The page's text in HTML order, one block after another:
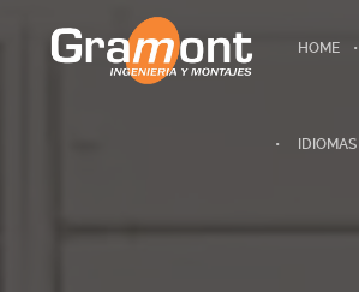
HOME
IDIOMAS